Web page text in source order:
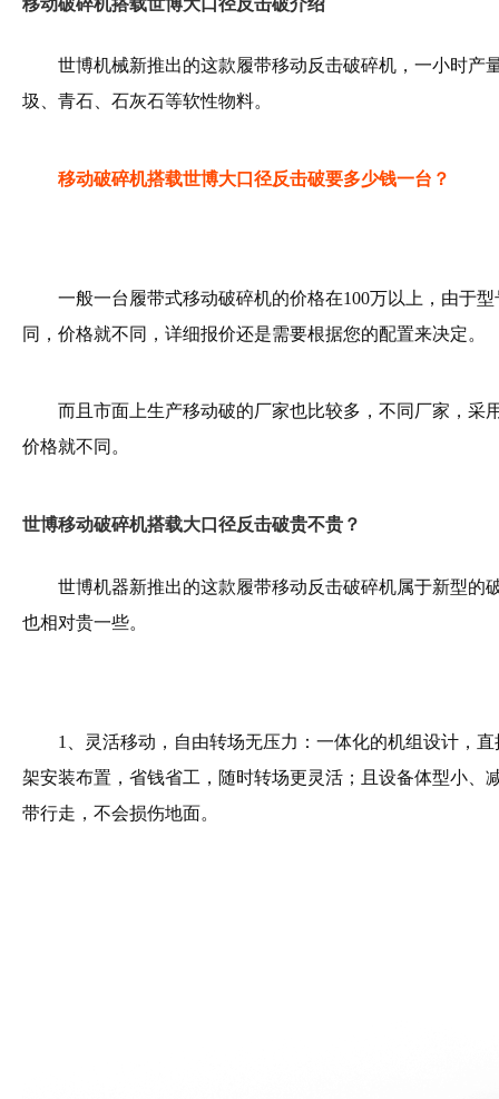
移动破碎机搭载世博大口径反击破介绍
世博机械新推出的这款履带移动反击破碎机，一小时产
圾、青石、石灰石等软性物料。
移动破碎机搭载世博大口径反击破要多少钱一台？
一般一台履带式移动破碎机的价格在100万以上，由于
同，价格就不同，详细报价还是需要根据您的配置来决定。
而且市面上生产移动破的厂家也比较多，不同厂家，采
价格就不同。
世博移动破碎机搭载大口径反击破贵不贵？
世博机器新推出的这款履带移动反击破碎机属于新型的
也相对贵一些。
1、灵活移动，自由转场无压力：一体化的机组设计，
架安装布置，省钱省工，随时转场更灵活；且设备体型小、
带行走，不会损伤地面。